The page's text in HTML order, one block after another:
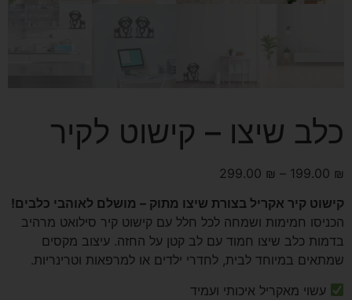
כלב שיצו – קישוט לקיר
199.00 ₪
–
299.00 ₪
קישוט קיר אקריל בצורת שיצו מתוק – מושלם לאוהבי כלבים!
הכניסו חמימות ושמחה לכל חלל עם קישוט קיר סילואט מרהיב
בדמות כלב שיצו חמוד עם לב קטן על החזה. עיצוב מקסים
שמתאים במיוחד לבית, לחדרי ילדים או למרפאות וטרינריות.
עשוי מאקריל איכותי ועמיד